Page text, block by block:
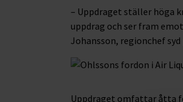
– Uppdraget ställer höga
uppdrag och ser fram
Johansson, regionchef syd
Uppdraget omfattar åtta